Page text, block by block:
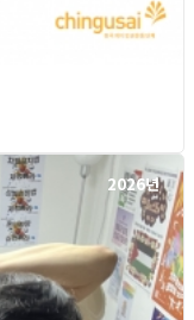
2026년